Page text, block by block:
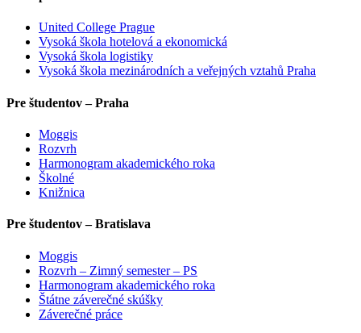
United College Prague
Vysoká škola hotelová a ekonomická
Vysoká škola logistiky
Vysoká škola mezinárodních a veřejných vztahů Praha
Pre študentov – Praha
Moggis
Rozvrh
Harmonogram akademického roka
Školné
Knižnica
Pre študentov – Bratislava
Moggis
Rozvrh – Zimný semester – PS
Harmonogram akademického roka
Štátne záverečné skúšky
Záverečné práce